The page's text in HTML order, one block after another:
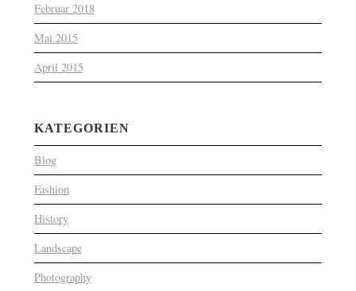
Februar 2018
Mai 2015
April 2015
KATEGORIEN
Blog
Fashion
History
Landscape
Photography